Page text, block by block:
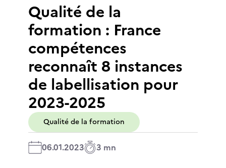
Qualité de la
formation : France
compétences
reconnaît 8 instances
de labellisation pour
2023-2025
Qualité de la formation
06.01.2023 3 mn